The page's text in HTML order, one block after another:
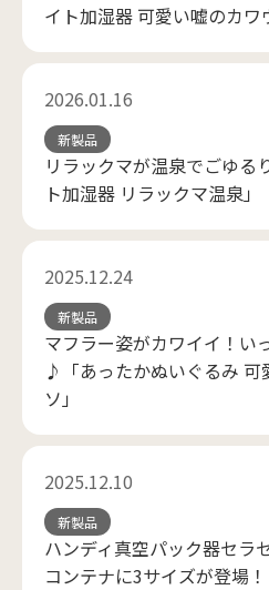
イト加湿器 可愛い嘘のカワ
2026.01.16
新製品
リラックマが温泉でごゆ
ト加湿器 リラックマ温泉」
2025.12.24
新製品
マフラー姿がカワイイ！い
♪「あったかぬいぐるみ 可
ソ」
2025.12.10
新製品
ハンディ真空パック器セラ
コンテナに3サイズが登場！